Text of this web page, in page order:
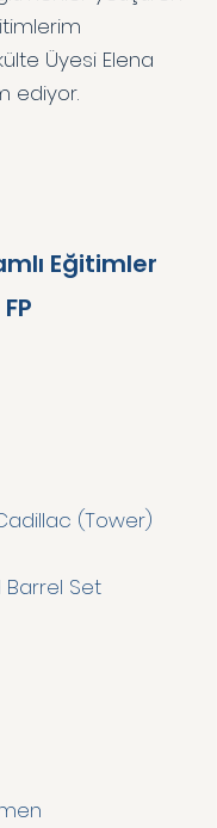
Üyesi Elena
ediyor.
Eğitimler
(Tower)
Set